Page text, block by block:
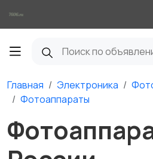
Главная Электроника
Фотоаппараты